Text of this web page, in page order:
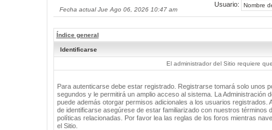
Fecha actual Jue Ago 06, 2026 10:47 am
Usuario:
Índice general
Identificarse
El administrador del Sitio requiere
Para autenticarse debe estar registrado. Registrarse tomará solo unos
segundos y le permitirá un amplio acceso al sistema. La Administración
puede además otorgar permisos adicionales a los usuarios registrados.
de identificarse asegúrese de estar familiarizado con nuestros términos
políticas relacionadas. Por favor lea las reglas de los foros mientras
el Sitio.